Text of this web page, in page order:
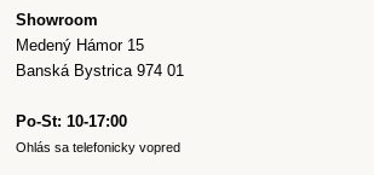
Showroom
Medený Hámor 15
Banská Bystrica 974 01
Po-St: 10-17:00
Ohlás sa telefonicky vopred